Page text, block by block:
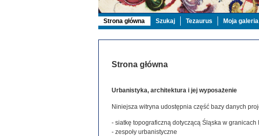
Strona główna Szukaj Tezaurus Moja
Strona główna
Urbanistyka, architektura i jej wyposażenie
Niniejsza witryna udostępnia część bazy danych
- siatkę topograficzną dotyczącą Śląska w
- zespoły urbanistyczne